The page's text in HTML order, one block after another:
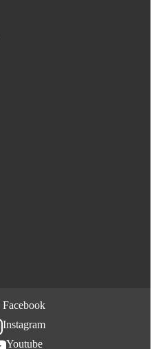
Facebook
Instagram
Youtube